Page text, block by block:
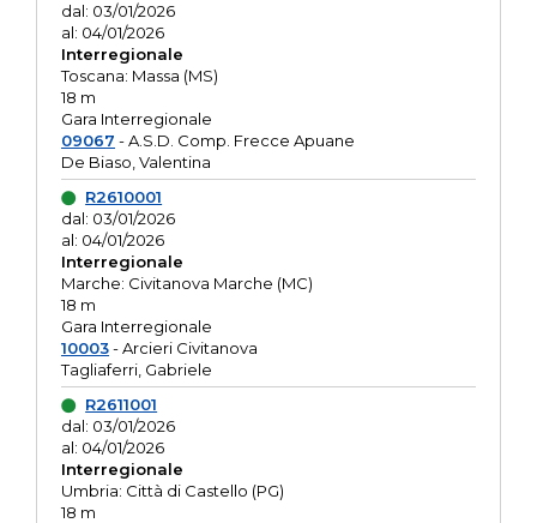
dal: 03/01/2026
al: 04/01/2026
Interregionale
Toscana: Massa (MS)
18 m
Gara Interregionale
09067 - A.S.D. Comp. Frecce Apuane
De Biaso, Valentina
R2610001
dal: 03/01/2026
al: 04/01/2026
Interregionale
Marche: Civitanova Marche (MC)
18 m
Gara Interregionale
10003- Arcieri Civitanova
Tagliaferri, Gabriele
R2611001
dal: 03/01/2026
al: 04/01/2026
Interregionale
Umbria: Città di Castello (PG)
18 m